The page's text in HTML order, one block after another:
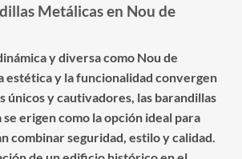
Metálicas en Nou de
y diversa como Nou de
estética y la funcionalidad convergen
únicos y cautivadores, las barandillas
se erigen como la opción ideal para
combinar seguridad, estilo y calidad.